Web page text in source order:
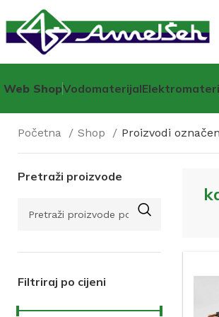
Web ShopVodomaterijal
Početna Shop Proizvodi
Pretraži proizvode
Filtriraj po cijeni